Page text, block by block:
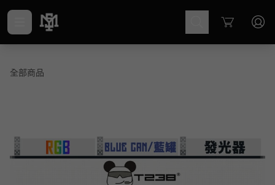
Cart
全部商品